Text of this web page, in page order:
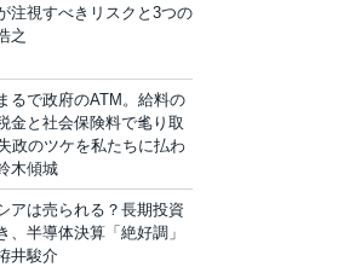
注視すべきリスクと3つの
之
るで政府のATM。給料の
金と社会保険料で毟り取
政のツケを私たちに払わ
木傾城
アは売られる？長期投資
、半導体決算「絶好調」
井駿介